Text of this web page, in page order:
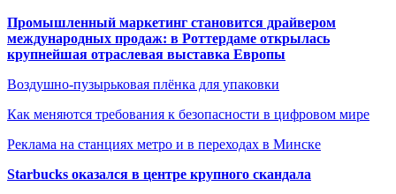
Промышленный маркетинг становится драйвером
международных продаж: в Роттердаме открылась
крупнейшая отраслевая выставка Европы
Воздушно-пузырьковая плёнка для упаковки
Как меняются требования к безопасности в цифровом мире
Реклама на станциях метро и в переходах в Минске
Starbucks оказался в центре крупного скандала